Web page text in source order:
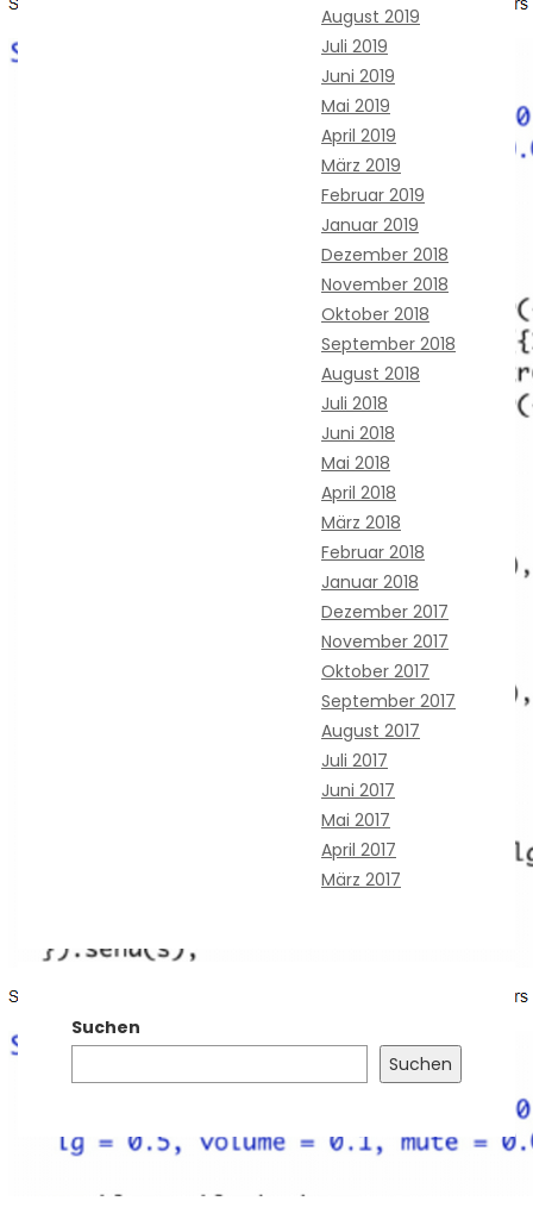
August 2019
Juli 2019
Juni 2019
Mai 2019
April 2019
März 2019
Februar 2019
Januar 2019
Dezember 2018
November 2018
Oktober 2018
September 2018
August 2018
Juli 2018
Juni 2018
Mai 2018
April 2018
März 2018
Februar 2018
Januar 2018
Dezember 2017
November 2017
Oktober 2017
September 2017
August 2017
Juli 2017
Juni 2017
Mai 2017
April 2017
März 2017
Suchen
Suchen